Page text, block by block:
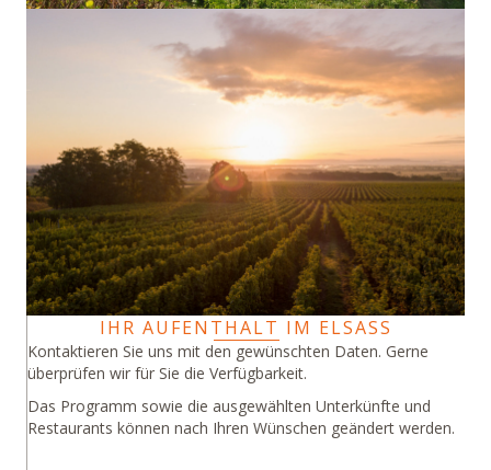
IHR AUFENTHALT IM ELSASS
Kontaktieren Sie uns mit den gewünschten Daten. Gerne
überprüfen wir für Sie die Verfügbarkeit.
Das Programm sowie die ausgewählten Unterkünfte und
Restaurants können nach Ihren Wünschen geändert werden.